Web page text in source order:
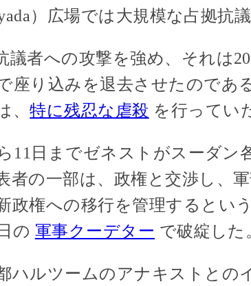
）広場では大規模な占拠抗
議者への攻撃を強め、それは
座り込みを退去させたのであ
、特に残忍な虐殺 を行ってい
11日までゼネストがスーダン
者の一部は、政権と交渉し、
政権への移行を管理するとい
の 軍事クーデター で破綻した
ハルツームのアナキストとの